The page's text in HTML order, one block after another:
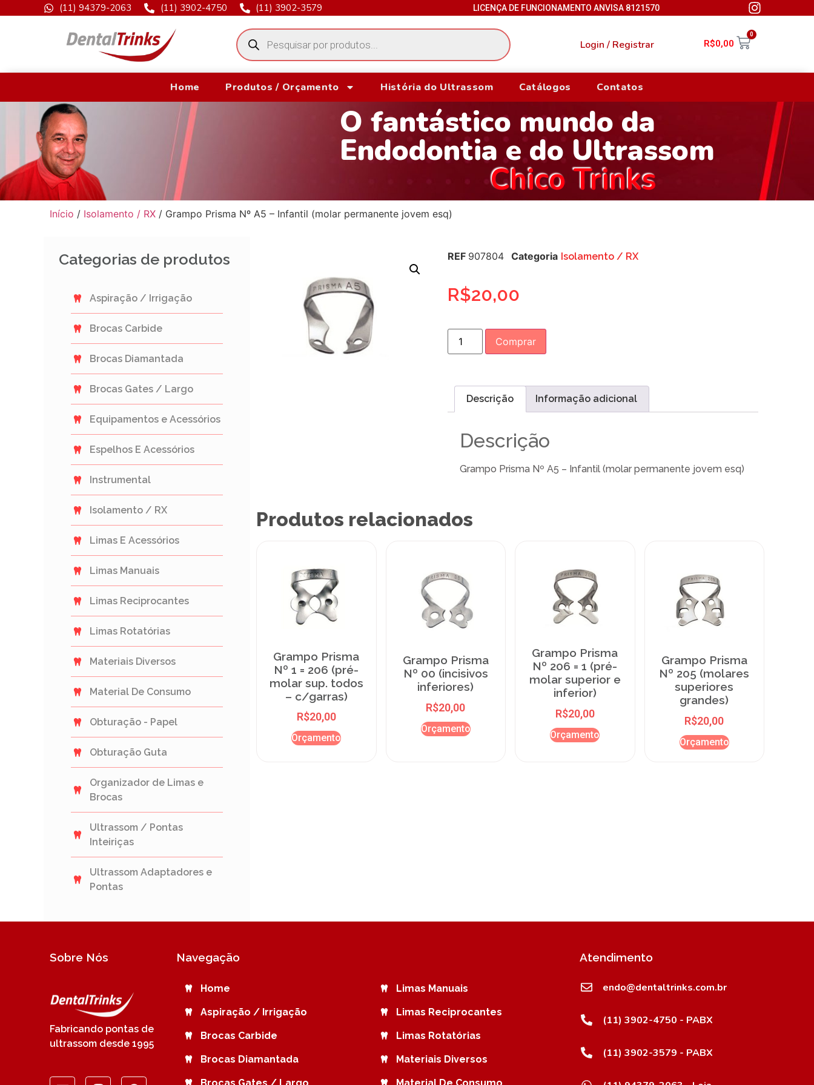
(11) 94379-2063 (11) 3902-4750 (11) 3902-3579 LICENÇA DE FUNCIONAMENTO ANVISA 8121570
Login / Registrar R$0,00
0
Home Produtos / Orçamento História do Ultrassom Catálogos Contatos
O fantástico mundo da
Endodontia e do Ultrassom
Chico Trinks
Início / Isolamento / RX / Grampo Prisma Nº A5 – Infantil (molar permanente jovem esq)
Categorias de produtos
Aspiração / Irrigação
Brocas Carbide
Brocas Diamantada
Brocas Gates / Largo
Equipamentos e Acessórios
Espelhos E Acessórios
Instrumental
Isolamento / RX
Limas E Acessórios
Limas Manuais
Limas Reciprocantes
Limas Rotatórias
Materiais Diversos
Material De Consumo
Obturação - Papel
Obturação Guta
Organizador de Limas e
Brocas
Ultrassom / Pontas
Inteiriças
Ultrassom Adaptadores e
Pontas
REF 907804 Categoria Isolamento / RX
R$20,00
Comprar
Descrição Informação adicional
Descrição
Grampo Prisma Nº A5 – Infantil (molar permanente jovem esq)
Produtos relacionados
Grampo Prisma
Nº 1 = 206 (pré-
molar sup. todos
– c/garras)
R$20,00
Orçamento
Grampo Prisma
Nº 00 (incisivos
inferiores)
R$20,00
Orçamento
Grampo Prisma
Nº 206 = 1 (pré-
molar superior e
inferior)
R$20,00
Orçamento
Grampo Prisma
Nº 205 (molares
superiores
grandes)
R$20,00
Orçamento
Sobre Nós
Fabricando pontas de
ultrassom desde 1995
Navegação
Home
Aspiração / Irrigação
Brocas Carbide
Brocas Diamantada
Limas Manuais
Limas Reciprocantes
Limas Rotatórias
Materiais Diversos
Atendimento
endo@dentaltrinks.com.br
(11) 3902-4750 - PABX
(11) 3902-3579 - PABX